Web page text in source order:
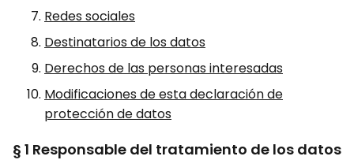
Redes sociales
Destinatarios de los datos
Derechos de las personas interesadas
Modificaciones de esta declaración de
protección de datos
§ 1 Responsable del tratamiento de los datos